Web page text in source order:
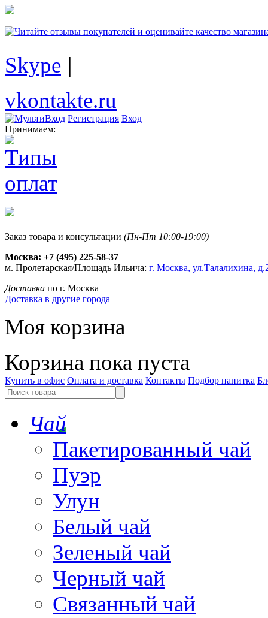
Skype |
vkontakte.ru
Регистрация Вход
Принимаем:
Заказ товара и консультации (Пн-Пт 10:00-19:00)
Москва: +7 (495) 225-58-37
м. Пролетарская/Площадь Ильича: г. Москва, ул.Талалихина,
Доставка по г. Москва
Доставка в другие города
Моя корзина
Корзина пока пуста
Купить в офис Оплата и доставка Контакты Подбор напитка
Чай
Пакетированный чай
Пуэр
Улун
Белый чай
Зеленый чай
Черный чай
Связанный чай